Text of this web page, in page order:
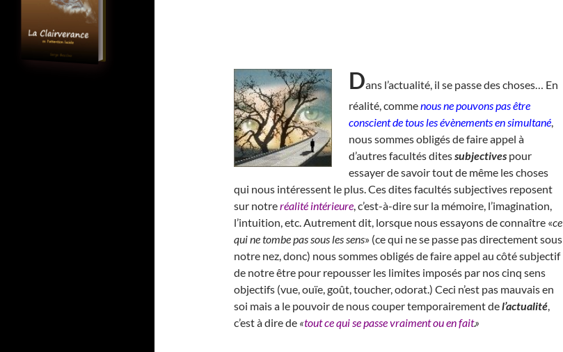
Dans l’actualité, il se passe des choses… En
réalité, commenous ne pouvons pas être
conscient de tous les évènements en simultané,
nous sommes obligés de faire appel à
d’autres facultés ditessubjectives pour
essayer de savoir tout de même les choses
qui nous intéressent le plus. Ces dites facultés subjectives reposent
sur notreréalité intérieure, c’est-à-dire sur la mémoire, l’imagination,
l’intuition, etc. Autrement dit, lorsque nous essayons de connaître «ce
qui ne tombe pas sous les sens» (ce qui ne se passe pas directement sous
notre nez, donc) nous sommes obligés de faire appel au côté subjectif
de notre être pour repousser les limites imposés par nos cinq sens
objectifs (vue, ouïe, goût, toucher, odorat.) Ceci n’est pas mauvais en
soi mais a le pouvoir de nous couper temporairement del’actualité,
c’est à dire de «tout ce qui se passe vraiment ou en fait.»